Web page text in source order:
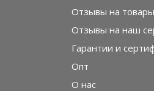
Отзывы на товары
Отзывы на наш
Гарантии и
Опт
О нас